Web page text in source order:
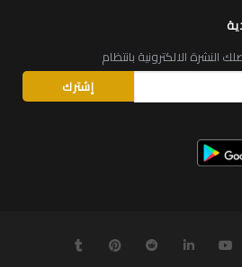
النشرة الالكترونية بانتظام